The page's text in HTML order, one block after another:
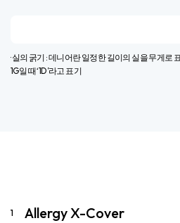
· 실의 굵기 : 데니어란 일정한 길이의 실을 무게
1G일 때 ‘1D’라고 표기​
1 Allergy X-Cover